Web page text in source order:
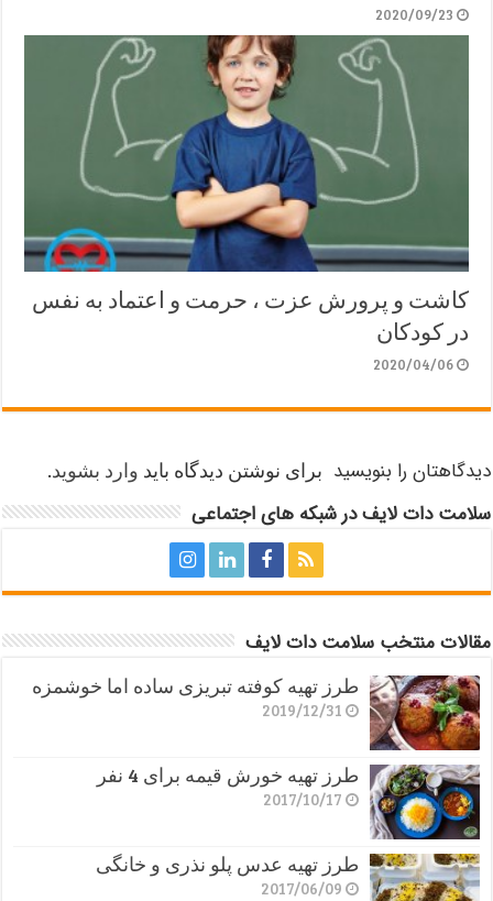
2020/09/23
کاشت و پرورش عزت ، حرمت و اعتماد به نفس
در کودکان
2020/04/06
دیدگاهتان را بنویسید برای نوشتن دیدگاه باید وارد بشوید.
سلامت دات لایف در شبکه های اجتماعی
مقالات منتخب سلامت دات لایف
طرز تهیه کوفته تبریزی ساده اما خوشمزه
2019/12/31
طرز تهیه خورش قیمه برای 4 نفر
2017/10/17
طرز تهیه عدس پلو نذری و خانگی
2017/06/09